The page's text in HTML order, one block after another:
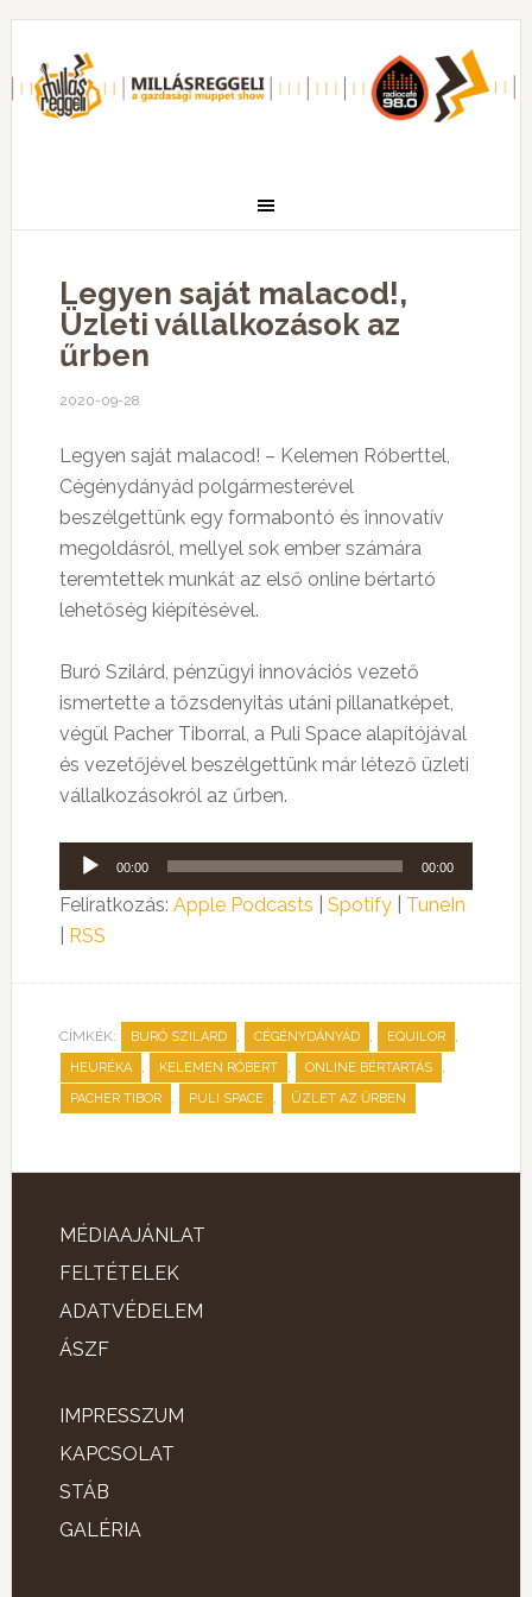
Legyen saját malacod!,
Üzleti vállalkozások az
űrben
2020-09-28
Legyen saját malacod! – Kelemen Róberttel,
Cégénydányád polgármesterével
beszélgettünk egy formabontó és innovatív
megoldásról, mellyel sok ember számára
teremtettek munkát az első online bértartó
lehetőség kiépítésével.
Buró Szilárd, pénzügyi innovációs vezető
ismertette a tőzsdenyitás utáni pillanatképet,
végül Pacher Tiborral, a Puli Space alapítójával
és vezetőjével beszélgettünk már létező üzleti
vállalkozásokról az űrben.
Audió
lejátszó
00:00 00:00
Feliratkozás: Apple Podcasts Spotify| TuneIn
RSS
CÍMKÉK: BURÓ SZILÁRD , CÉGÉNYDÁNYÁD , EQUILOR ,
HEURÉKA , KELEMEN RÓBERT , ONLINE BÉRTARTÁS ,
PACHER TIBOR , PULI SPACE , ÜZLET AZ ŰRBEN
MÉDIAAJÁNLAT
FELTÉTELEK
ADATVÉDELEM
ÁSZF
IMPRESSZUM
KAPCSOLAT
STÁB
GALÉRIA